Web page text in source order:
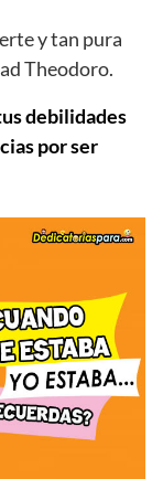
y tan pura
Theodoro.
debilidades
por ser